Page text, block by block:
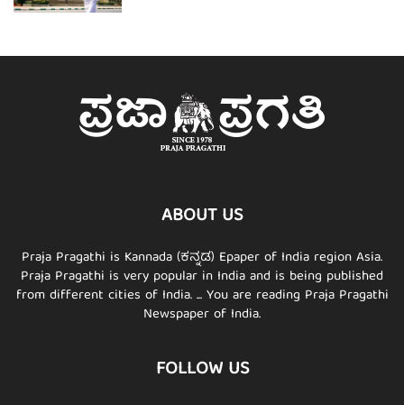
ABOUT US
Praja Pragathi is Kannada (ಕನ್ನಡ) Epaper of India region Asia.
Praja Pragathi is very popular in India and is being published
from different cities of India. ... You are reading Praja Pragathi
Newspaper of India.
FOLLOW US